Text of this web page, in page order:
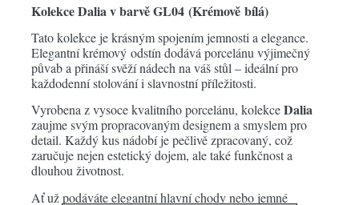
Kolekce Dalia v barvě GL04 (Krémově bílá)
Tato kolekce je krásným spojením jemnosti a elegance.
Elegantní krémový odstín dodává porcelánu výjimečný
půvab a přináší svěží nádech na váš stůl – ideální pro
každodenní stolování i slavnostní příležitosti.
Vyrobena z vysoce kvalitního porcelánu, kolekceDalia
zaujme svým propracovaným designem a smyslem pro
detail. Každý kus nádobí je pečlivě zpracovaný, což
zaručuje nejen estetický dojem, ale také funkčnost a
dlouhou životnost.
Ať už podáváte elegantní hlavní chody nebo jemné